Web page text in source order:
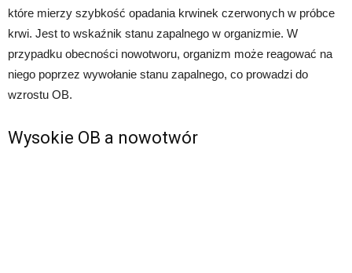
które mierzy szybkość opadania krwinek czerwonych w próbce
krwi. Jest to wskaźnik stanu zapalnego w organizmie. W
przypadku obecności nowotworu, organizm może reagować na
niego poprzez wywołanie stanu zapalnego, co prowadzi do
wzrostu OB.
Wysokie OB a nowotwór